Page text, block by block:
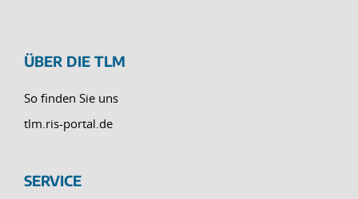
ÜBER DIE TLM
So finden Sie uns
tlm.ris-portal.de
SERVICE